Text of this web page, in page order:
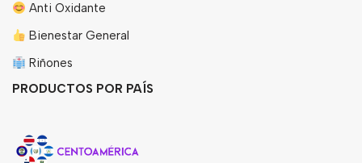
Anti Oxidante
Bienestar General
Riñones
PRODUCTOS POR PAÍS